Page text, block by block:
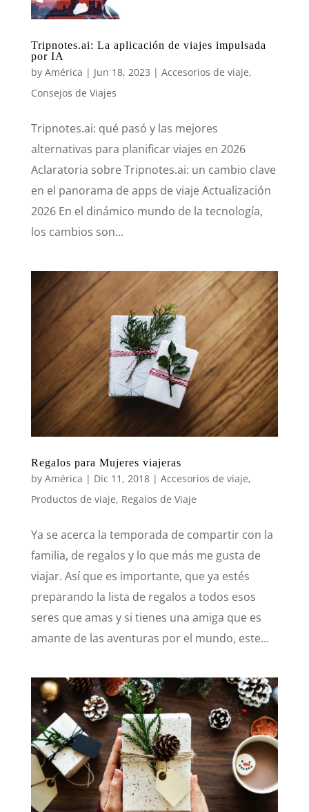
Tripnotes.ai: La aplicación de viajes impulsada
por IA
by América | Jun 18, 2023 | Accesorios de viaje,
Consejos de Viajes
Tripnotes.ai: qué pasó y las mejores
alternativas para planificar viajes en 2026
Aclaratoria sobre Tripnotes.ai: un cambio clave
en el panorama de apps de viaje Actualización
2026 En el dinámico mundo de la tecnología,
los cambios son...
Regalos para Mujeres viajeras
by América | Dic 11, 2018| Accesorios de viaje,
Productos de viaje, Regalos de Viaje
Ya se acerca la temporada de compartir con la
familia, de regalos y lo que más me gusta de
viajar. Así que es importante, que ya estés
preparando la lista de regalos a todos esos
seres que amas y si tienes una amiga que es
amante de las aventuras por el mundo, este...